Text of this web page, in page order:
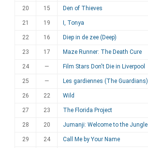
20 15 Den of Thieves
21 19 I, Tonya
22 16 Diep in de zee (Deep)
23 17 Maze Runner: The Death Cure
24 — Film Stars Don't Die in Liverpool
25 — Les gardiennes (The Guardians)
26 22 Wild
27 23 The Florida Project
28 20 Jumanji: Welcome to the Jungle
29 24 Call Me by Your Name